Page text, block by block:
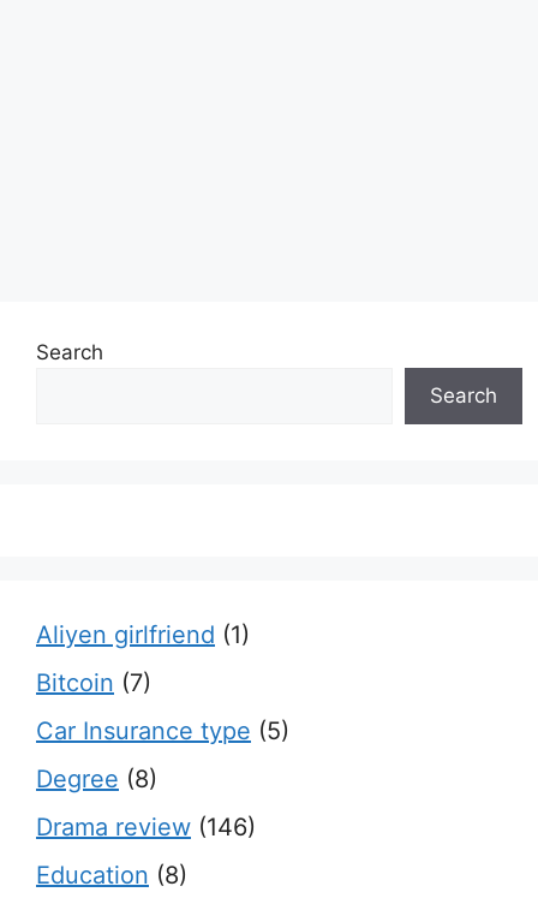
Search
Search
Aliyen girlfriend (1)
Bitcoin (7)
Car Insurance type (5)
Degree (8)
Drama review (146)
Education (8)